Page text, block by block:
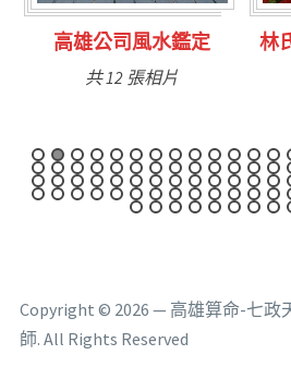
林氏福主量子生基造命
共 6 張相片
Copyright © 2026 — 高雄算命-七政
師. All Rights Reserved